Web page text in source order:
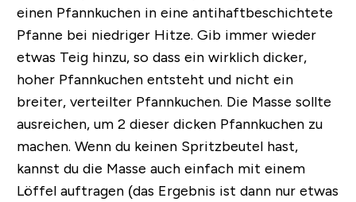
einen Pfannkuchen in eine antihaftbeschichtete
Pfanne bei niedriger Hitze. Gib immer wieder
etwas Teig hinzu, so dass ein wirklich dicker,
hoher Pfannkuchen entsteht und nicht ein
breiter, verteilter Pfannkuchen. Die Masse sollte
ausreichen, um 2 dieser dicken Pfannkuchen zu
machen. Wenn du keinen Spritzbeutel hast,
kannst du die Masse auch einfach mit einem
Löffel auftragen (das Ergebnis ist dann nur etwas